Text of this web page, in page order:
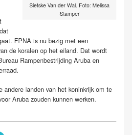
Sietske Van der Wal. Foto: Melissa
Stamper
FPNA is nu bezig met een
de koralen op het eiland. Dat wordt
Rampenbestrijding Aruba en
andere landen van het koninkrijk om te
Aruba zouden kunnen werken.